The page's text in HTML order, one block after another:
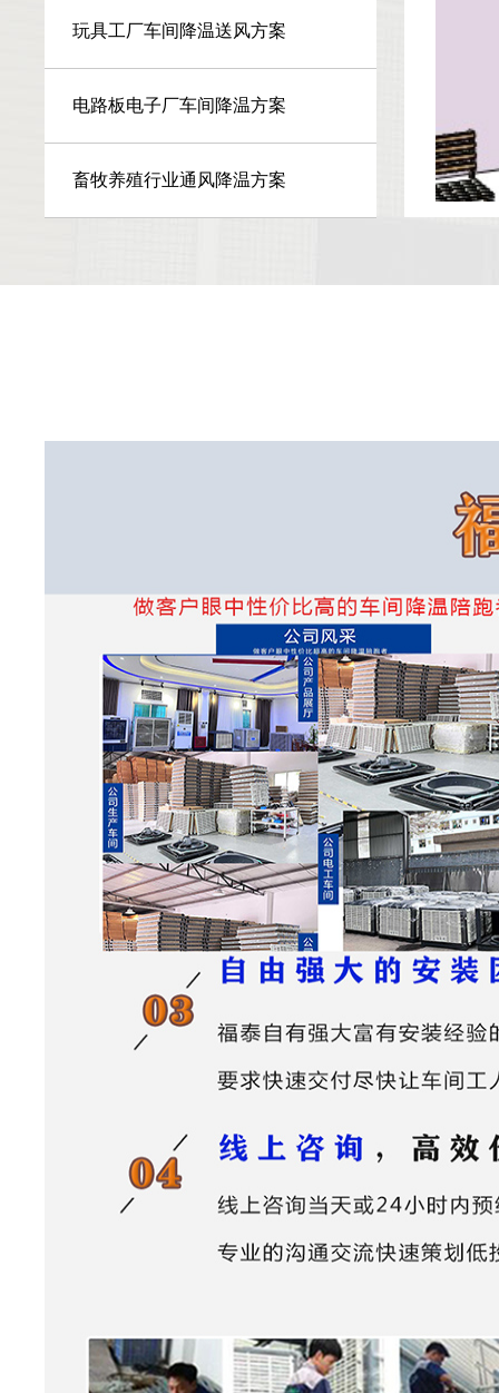
玩具工厂车间降温送风方案
电路板电子厂车间降温方案
畜牧养殖行业通风降温方案